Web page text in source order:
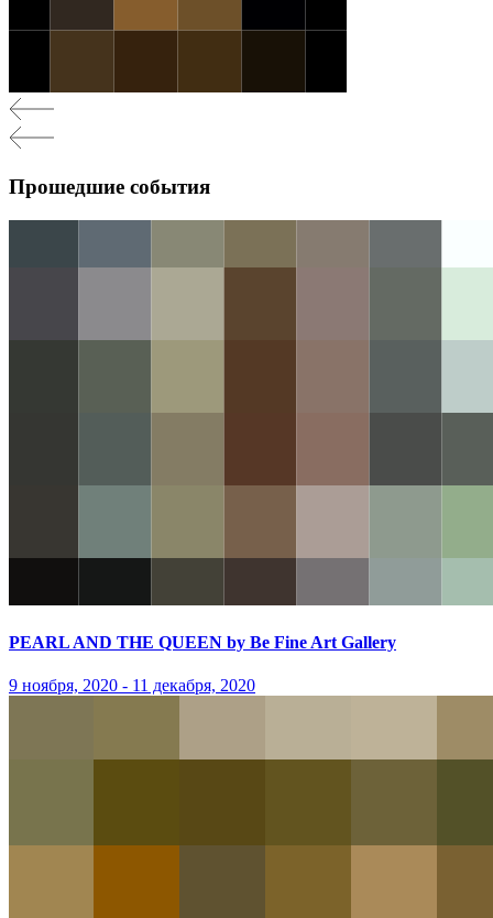
Прошедшие события
PEARL AND THE QUEEN by Be Fine Art Gallery
9 ноября, 2020 - 11 декабря, 2020